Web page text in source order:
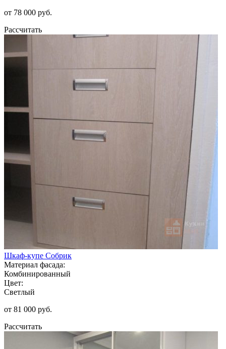
от 78 000 руб.
Рассчитать
Шкаф-купе Собрик
Материал фасада:
Комбинированный
Цвет:
Светлый
от 81 000 руб.
Рассчитать